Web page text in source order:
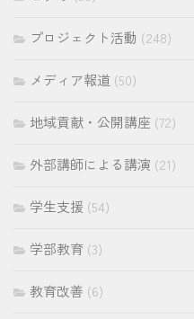
プロジェクト活動 (248)
メディア報道 (50)
地域貢献・公開講座 (72)
外部講師による講演 (21)
学生支援 (54)
学部教育 (3)
教育改善 (6)